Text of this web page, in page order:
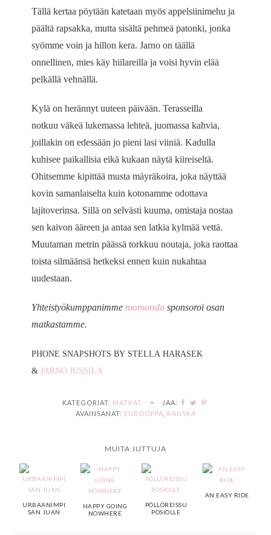
Tällä kertaa pöytään katetaan myös appelsiinimehu ja
päältä rapsakka, mutta sisältä pehmeä patonki, jonka
syömme voin ja hillon kera. Jarno on täällä
onnellinen, mies käy hiilareilla ja voisi hyvin elää
pelkällä vehnällä.
Kylä on herännyt uuteen päivään. Terasseilla
notkuu väkeä lukemassa lehteä, juomassa kahvia,
joillakin on edessään jo pieni lasi viiniä. Kadulla
kuhisee paikallisia eikä kukaan näytä kiireiseltä.
Ohitsemme kipittää musta mäyräkoira, joka näyttää
kovin samanlaiselta kuin kotonamme odottava
lajitoverinsa. Sillä on selvästi kuuma, omistaja nostaa
sen kaivon ääreen ja antaa sen latkia kylmää vettä.
Muutaman metrin päässä torkkuu noutaja, joka raottaa
toista silmäänsä hetkeksi ennen kuin nukahtaa
uudestaan.
Yhteistyökumppanimmemomondo sponsoroi osan
matkastamme.
PHONE SNAPSHOTS BY STELLA HARASEK
&JARNO JUSSILA
KATEGORIAT: MATKAT ~
JAA:
AVAINSANAT: EUROOPPA RANSKA
MUITA JUTTUJA
URBAANIMPI
SAN JUAN
HAPPY GOING
NOWHERE
PÖLLÖREISSU
POSIOLLE
AN EASY RIDE